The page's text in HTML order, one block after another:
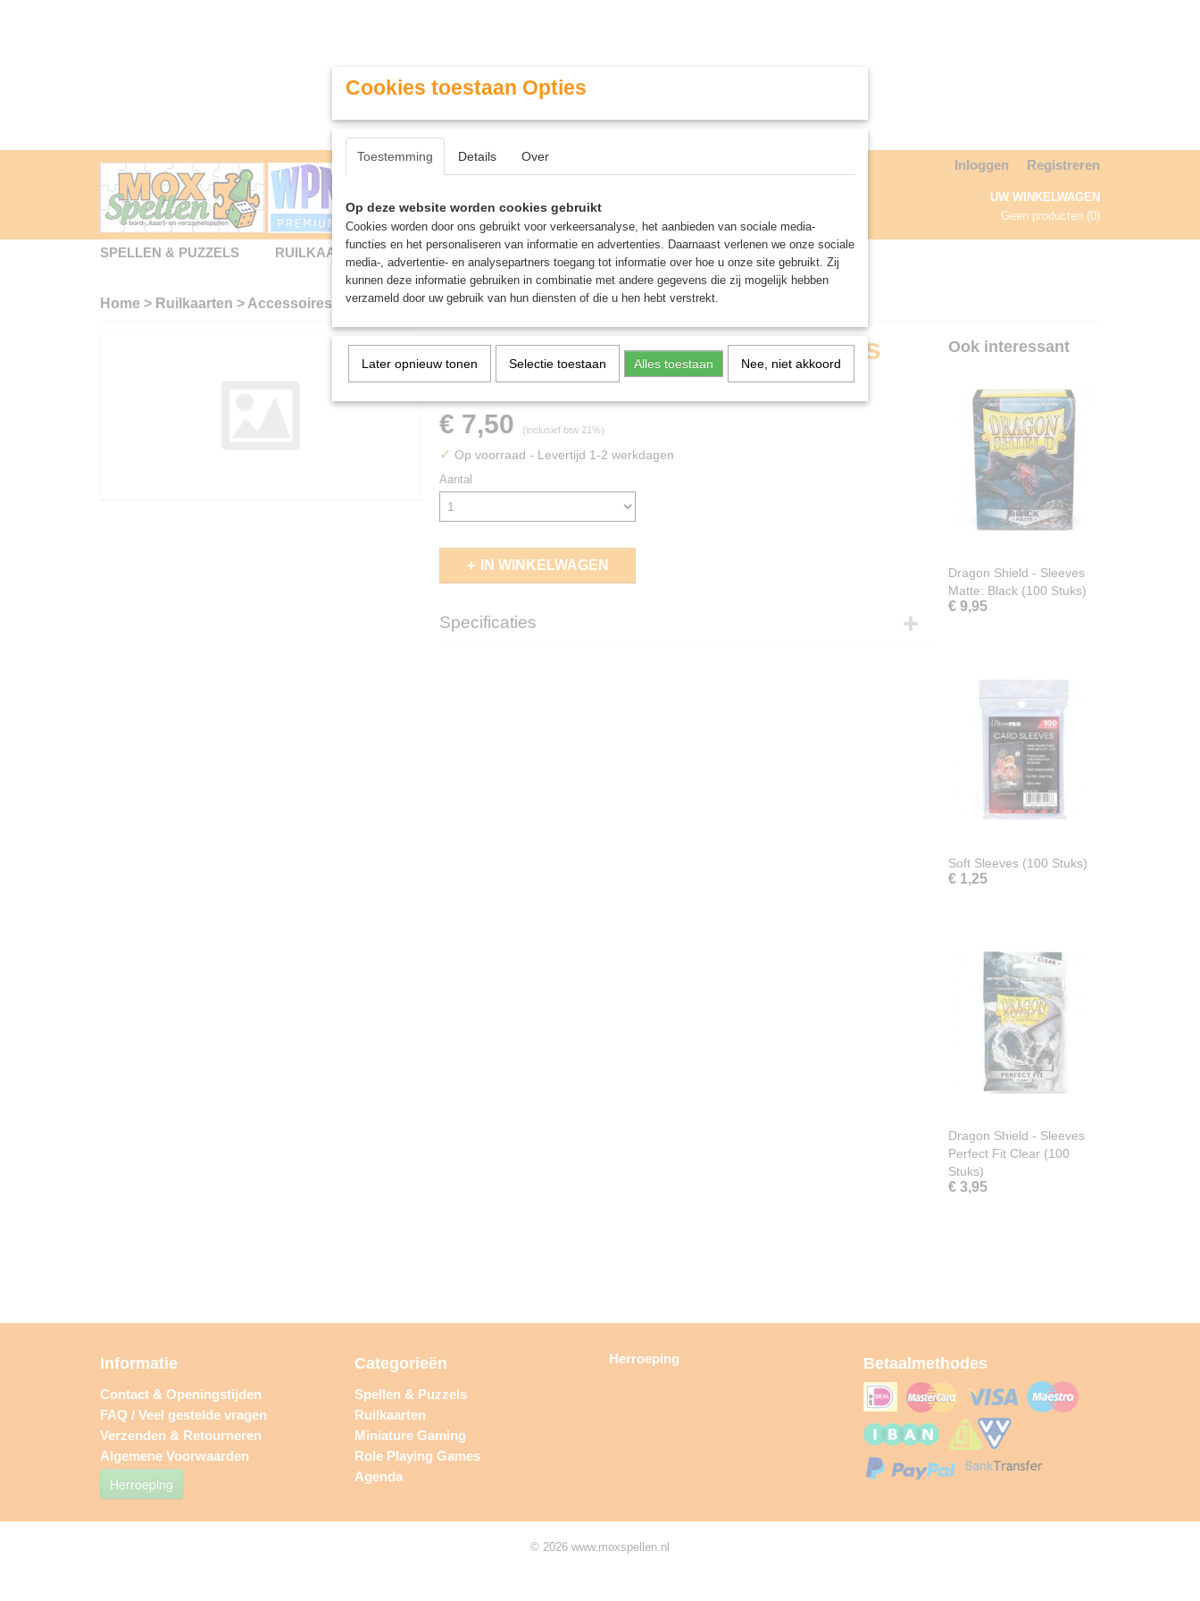
Contact & Openingstijden Inloggen Registreren
UW WINKELWAGEN
Geen producten (0)
SPELLEN & PUZZELS RUILKAARTEN MINIATURE GAMING ROLE PLAYING GAMES AGENDA
Home > Ruilkaarten > Accessoires >Ultimate Guard Cortex Sleeves Standard Size (100) - Petrol
Ultimate Guard Cortex Sleeves
Standard Size (100) - Petrol
€ 7,50 (inclusief btw 21%)
✓ Op voorraad - Levertijd 1-2 werkdagen
Aantal
IN WINKELWAGEN
Specificaties
Ook interessant
Dragon Shield - Sleeves
Matte: Black (100 Stuks)
€ 9,95
Soft Sleeves (100 Stuks)
€ 1,25
Dragon Shield - Sleeves
Perfect Fit Clear (100
Stuks)
€ 3,95
Informatie
Contact & Openingstijden
FAQ / Veel gestelde vragen
Verzenden & Retourneren
Algemene Voorwaarden
Herroeping
Categorieën
Spellen & Puzzels
Ruilkaarten
Miniature Gaming
Role Playing Games
Agenda
Herroeping Betaalmethodes
© 2026 www.moxspellen.nl
Cookies toestaan Opties
Toestemming Details Over
Op deze website worden cookies gebruikt
Cookies worden door ons gebruikt voor verkeersanalyse, het aanbieden van sociale media-
functies en het personaliseren van informatie en advertenties. Daarnaast verlenen we onze sociale
media-, advertentie- en analysepartners toegang tot informatie over hoe u onze site gebruikt. Zij
kunnen deze informatie gebruiken in combinatie met andere gegevens die zij mogelijk hebben
verzameld door uw gebruik van hun diensten of die u hen hebt verstrekt.
Later opnieuw tonen Selectie toestaan Alles toestaan Nee, niet akkoord